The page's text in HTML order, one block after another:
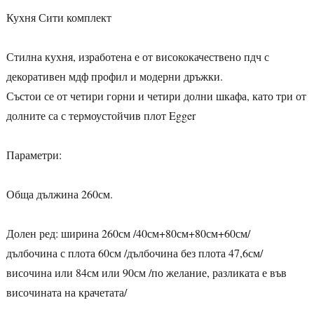
Кухня Сити комплект
Стилна кухня, изработена е от висококачествено пдч с
декоративен мдф профил и модерни дръжки.
Състои се от четири горни и четири долни шкафа, като три от
долните са с термоустойчив плот Egger
Параметри:
Обща дължина 260см.
Долен ред: ширина 260см /40см+80см+80см+60см/
дълбочина с плота 60см /дълбочина без плота 47,6см/
височина или 84см или 90см /по желание, разликата е във
височината на крачетата/